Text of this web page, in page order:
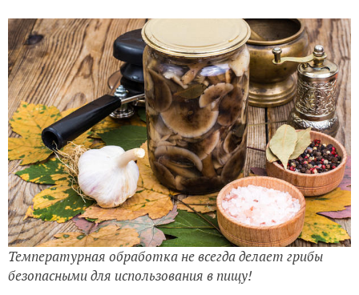
Температурная обработка не всегда делает грибы
безопасными для использования в пищу!